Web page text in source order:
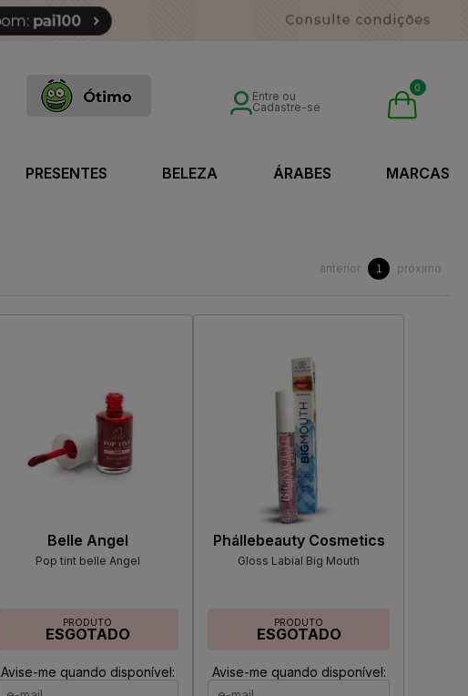
Entre ou
Cadastre-se
0
PRESENTES BELEZA ÁRABES MARCAS
anterior 1 próximo
Belle Angel
Pop tint belle Angel
PRODUTO
ESGOTADO
Avise-me quando disponível:
Phállebeauty Cosmetics
Gloss Labial Big Mouth
PRODUTO
ESGOTADO
Avise-me quando disponível: